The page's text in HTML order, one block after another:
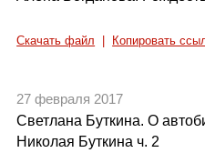
Скачать файл Копировать
27 февраля 2017
Светлана Буткина. О
Николая Буткина ч. 2